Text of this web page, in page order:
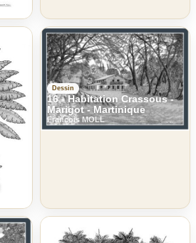
Dessin
16 - Habitation Crassous -
Marigot - Martinique
Francois MOLL